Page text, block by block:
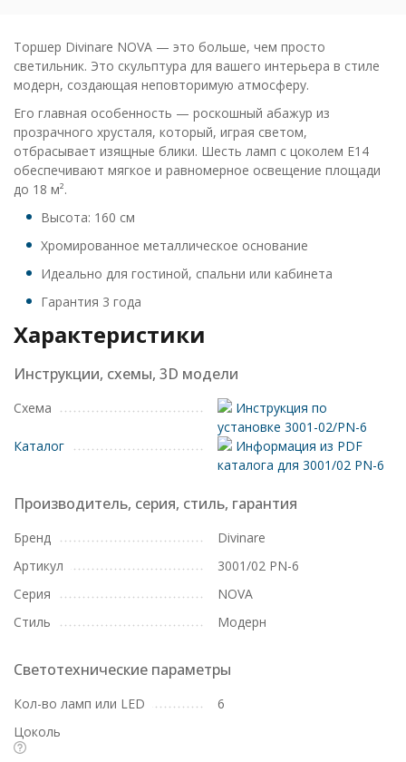
Торшер Divinare NOVA — это больше, чем просто
светильник. Это скульптура для вашего интерьера в стиле
модерн, создающая неповторимую атмосферу.
Его главная особенность — роскошный абажур из
прозрачного хрусталя, который, играя светом,
отбрасывает изящные блики. Шесть ламп с цоколем E14
обеспечивают мягкое и равномерное освещение площади
до 18 м².
Высота: 160 см
Хромированное металлическое основание
Идеально для гостиной, спальни или кабинета
Гарантия 3 года
Характеристики
Инструкции, схемы, 3D модели
Схема
Инструкция по
установке 3001-02/PN-6
Каталог
Информация из PDF
каталога для 3001/02 PN-6
Производитель, серия, стиль, гарантия
Бренд
Divinare
Артикул
3001/02 PN-6
Серия
NOVA
Стиль
Модерн
Светотехнические параметры
Кол-во ламп или LED
6
Цоколь